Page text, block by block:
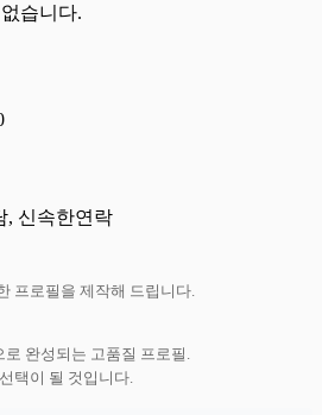
습니다.
, 신속한연락
프로필을 제작해 드립니다.
로 완성되는 고품질 프로필.
택이 될 것입니다.